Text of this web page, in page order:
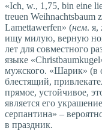
«Ich, w., 1,75, bin eine
treuen Weihnachtsbaum
Lamettawerfen» (нем. я,
ищу милую, верную
лет для совместного
языке
мужского. «Шарик» (в
блестящий,
прямое, устойчивое,
является его
серпантина» –
в праздник.